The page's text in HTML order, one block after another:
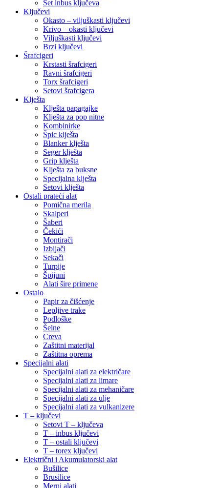
Set inbus ključeva
Ključevi
Okasto – viljuškasti ključevi
Krivo – okasti ključevi
Viljuškasti ključevi
Brzi ključevi
Šrafcigeri
Krstasti šrafcigeri
Ravni šrafcigeri
Torx šrafcigeri
Setovi šrafcigera
Klješta
Klješta papagajke
Klješta za pop nitne
Kombinirke
Špic klješta
Blanker klješta
Seger klješta
Grip klješta
Klješta za buksne
Specijalna klješta
Setovi klješta
Ostali prateći alat
Pomična merila
Skalperi
Šaberi
Čekići
Montirači
Izbijači
Sekači
Turpije
Špijuni
Alati šire primene
Ostalo
Papir za čišćenje
Lepljive trake
Podloške
Šelne
Creva
Zaštitni materijal
Zaštitna oprema
Specijalni alati
Specijalni alati za električare
Specijalni alati za limare
Specijalni alati za mehaničare
Specijalni alati za ulje
Specijalni alati za vulkanizere
T – ključevi
Setovi T – ključeva
T – inbus ključevi
T – ostali ključevi
T – torex ključevi
Električni i Akumulatorski alat
Bušilice
Brusilice
Merni alati